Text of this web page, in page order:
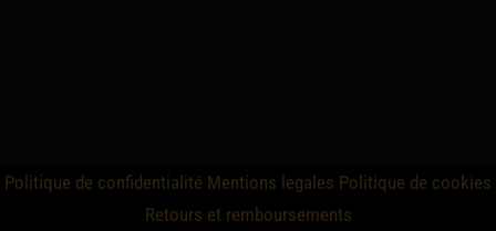
Politique de confidentialité Mentions legales Politique de cookies
Retours et remboursements